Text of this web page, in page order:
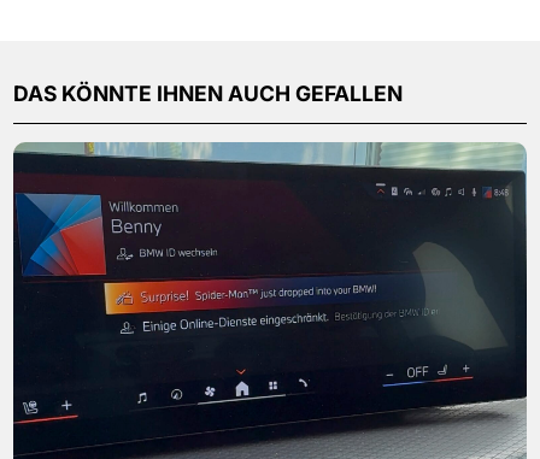
DAS KÖNNTE IHNEN AUCH GEFALLEN